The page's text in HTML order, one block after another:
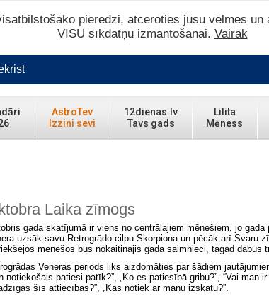
AstroTev
Izzini sevi
12dienas.lv
Tavs gads
Lilita
Mēness
Laika zīmogs
gada skatījumā ir viens no centrālajiem mēnešiem, jo gada
uzsāk savu Retrogrādo cilpu Skorpiona un pēcāk arī Svaru
mēnešos būs nokaitinājis gada saimnieci, tagad dabūs
Veneras periods liks aizdomāties par šādiem
notiekošais patiesi patīk?”, „Ko es patiesībā gribu?”, “Vai man ir
šīs attiecības?”, „Kas notiek ar manu izskatu?”.
pieredzi, atceroties jūsu vēlmes
VISU sīkdatņu izmantošanai. Vairāk